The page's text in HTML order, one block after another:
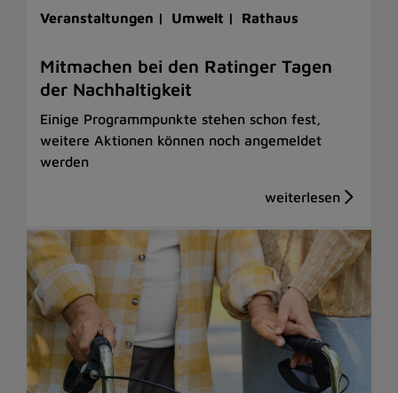
Veranstaltungen | Umwelt | Rathaus
Mitmachen bei den Ratinger Tagen
der Nachhaltigkeit
Einige Programmpunkte stehen schon fest,
weitere Aktionen können noch angemeldet
werden